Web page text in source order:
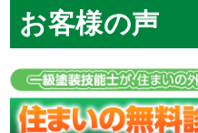
お客様の声